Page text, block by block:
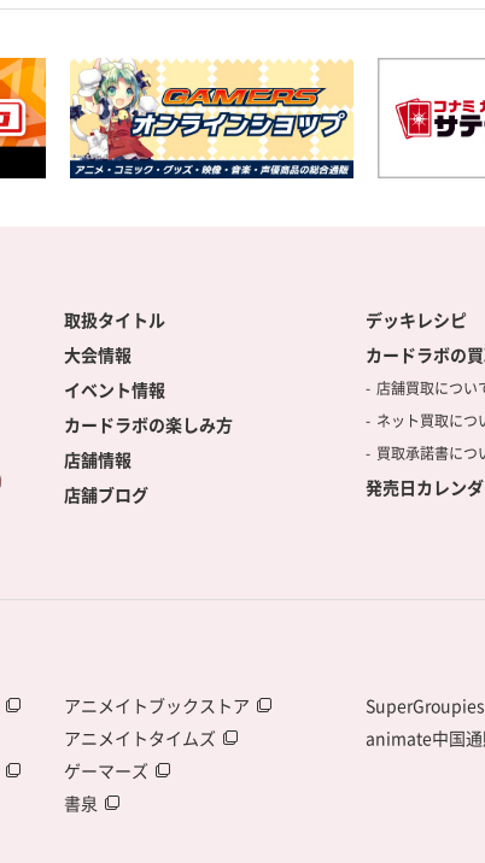
取扱タイトル
大会情報
イベント情報
カードラボの楽しみ方
店舗情報
店舗ブログ
デッキレシピ
カードラボの
店舗買取につい
ネット買取につ
買取承諾書につ
発売日カレン
アニメイトブックストア
アニメイトタイムズ
ゲーマーズ
書泉
SuperGroupies
animate中国通